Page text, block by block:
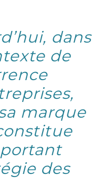
dans
de
marque
des